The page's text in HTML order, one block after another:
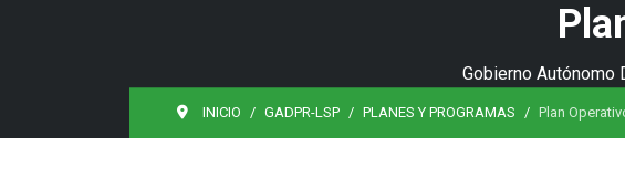
Gobierno Autónomo
INICIO GADPR-LSP PLANES Y PROGRAMAS Plan